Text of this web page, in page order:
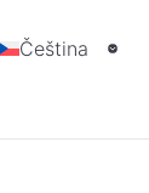
Čeština